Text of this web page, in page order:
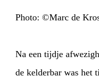
HOME
Photo: ©Marc de
Na een tijdje
de kelderbar was het